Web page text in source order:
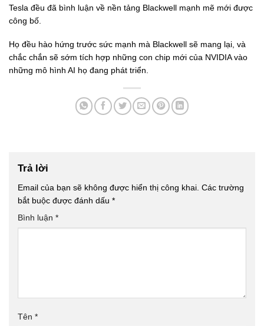
Tesla đều đã bình luận về nền tảng Blackwell mạnh mẽ mới được
công bố.
Họ đều hào hứng trước sức mạnh mà Blackwell sẽ mang lại, và
chắc chắn sẽ sớm tích hợp những con chip mới của NVIDIA vào
những mô hình AI họ đang phát triển.
Trả lời
Email của bạn sẽ không được hiển thị công khai. Các trường
bắt buộc được đánh dấu *
Bình luận *
Tên *